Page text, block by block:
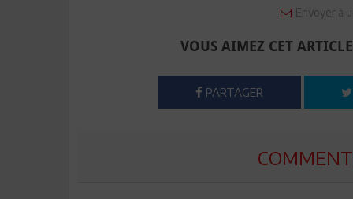
Envoyer à
VOUS AIMEZ CET
PARTAGER